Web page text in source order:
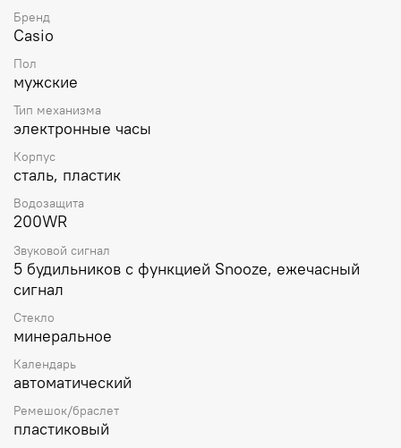
Бренд
Casio
Пол
мужские
Тип механизма
электронные часы
Корпус
сталь, пластик
Водозащита
200WR
Звуковой сигнал
5 будильников с функцией Snooze, ежечасный
сигнал
Стекло
минеральное
Календарь
автоматический
Ремешок/браслет
пластиковый